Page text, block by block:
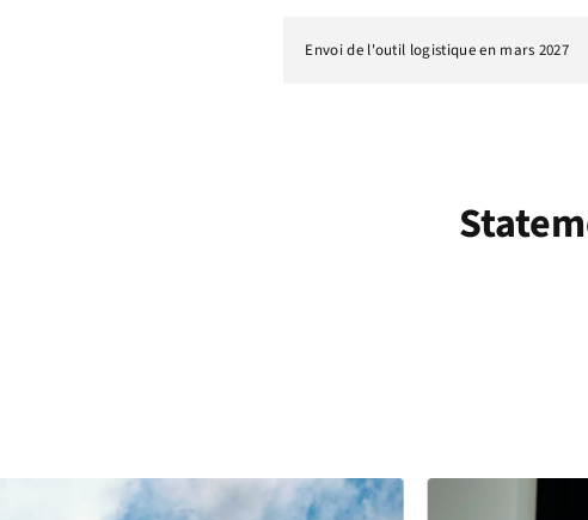
Envoi de l'outil logistique en mars 2027